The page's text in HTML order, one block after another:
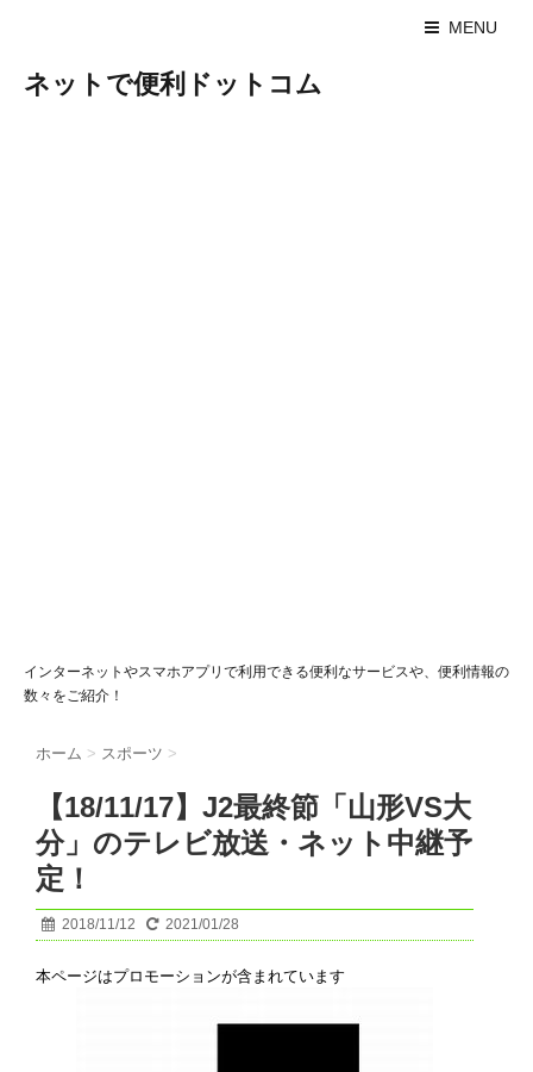
MENU
ネットで便利ドットコム
インターネットやスマホアプリで利用できる便利なサービスや、便利情報の
数々をご紹介！
ホーム > スポーツ >
【18/11/17】J2最終節「山形VS大
分」のテレビ放送・ネット中継予
定！
2018/11/12 2021/01/28
本ページはプロモーションが含まれています